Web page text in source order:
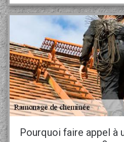
Pourquoi faire appel à